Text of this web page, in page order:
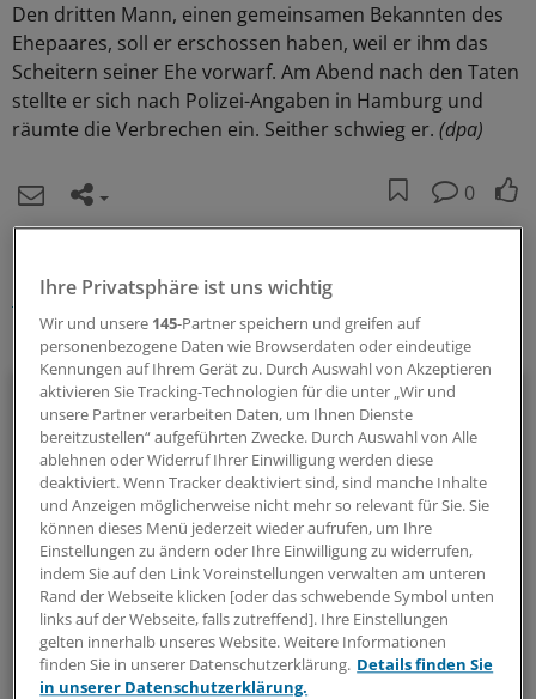
Den dritten Mann, einen gemeinsamen Bekannten des
Ehepaares, soll er erschossen haben, weil er ihm das
Scheitern seiner Ehe vorwarf. Am Abend nach den Taten
stellte er sich nach Polizei-Angaben in Hamburg und
räumte die Verbrechen ein. Seither schwieg er. (dpa)
0
Gesellschaft Recht Schleswig-Holstein
Ihr Newsletter zum Thema
Menschen & Leben
Außergewöhnliche Menschen, beeindruckende
Persönlichkeiten und Kolleginnen und Kollegen, die etwas
Neues wagen: In diesem Newsletter erzählen wir
Geschichten aus dem (Arbeits-)Leben.
vier Mal im Jahr (Mittwoch)
Zum Abonnieren bitte anmelden
Ihre Privatsphäre ist uns wichtig
Wir und unsere 145-Partner speichern und greifen auf
personenbezogene Daten wie Browserdaten oder eindeutige
Kennungen auf Ihrem Gerät zu. Durch Auswahl von Akzeptieren
aktivieren Sie Tracking-Technologien für die unter „Wir und
unsere Partner verarbeiten Daten, um Ihnen Dienste
bereitzustellen“ aufgeführten Zwecke. Durch Auswahl von Alle
ablehnen oder Widerruf Ihrer Einwilligung werden diese
deaktiviert. Wenn Tracker deaktiviert sind, sind manche Inhalte
und Anzeigen möglicherweise nicht mehr so relevant für Sie. Sie
können dieses Menü jederzeit wieder aufrufen, um Ihre
Einstellungen zu ändern oder Ihre Einwilligung zu widerrufen,
indem Sie auf den Link Voreinstellungen verwalten am unteren
Rand der Webseite klicken [oder das schwebende Symbol unten
links auf der Webseite, falls zutreffend]. Ihre Einstellungen
gelten innerhalb unseres Website. Weitere Informationen
finden Sie in unserer Datenschutzerklärung. Details finden Sie
in unserer Datenschutzerklärung.